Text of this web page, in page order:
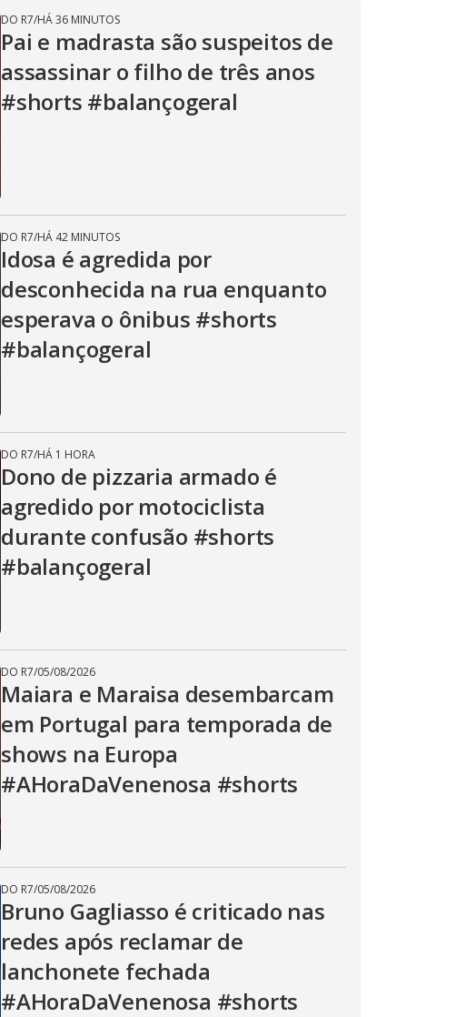
DO R7/HÁ 36 MINUTOS
Pai e madrasta são suspeitos de
assassinar o filho de três anos
#shorts #balançogeral
DO R7/HÁ 42 MINUTOS
Idosa é agredida por
desconhecida na rua enquanto
esperava o ônibus #shorts
#balançogeral
DO R7/HÁ 1 HORA
Dono de pizzaria armado é
agredido por motociclista
durante confusão #shorts
#balançogeral
DO R7/05/08/2026
Maiara e Maraisa desembarcam
em Portugal para temporada de
shows na Europa
#AHoraDaVenenosa #shorts
DO R7/05/08/2026
Bruno Gagliasso é criticado nas
redes após reclamar de
lanchonete fechada
#AHoraDaVenenosa #shorts